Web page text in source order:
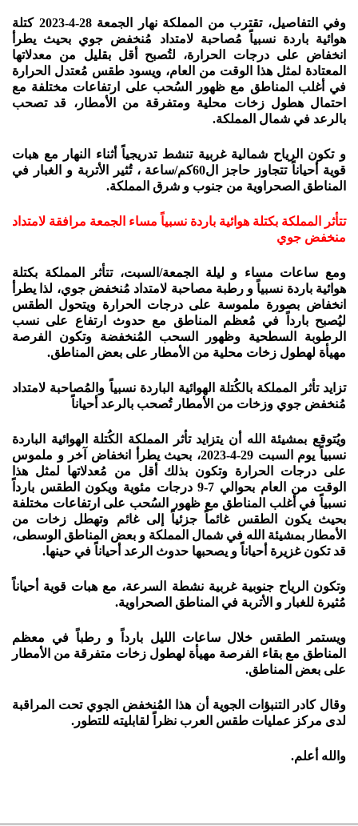
وفي التفاصيل، تقترب من المملكة نهار الجمعة 28-4-2023 كتلة
هوائية باردة نسبياً مُصاحبة لامتداد مُنخفض جوي بحيث يطرأ
انخفاض على درجات الحرارة، لتُصبح أقل بقليل من معدلاتها
المعتادة لمثل هذا الوقت من العام، ويسود طقس مُعتدل الحرارة
في أغلب المناطق مع ظهور السُحب على ارتفاعات مختلفة مع
احتمال هطول زخات محلية ومتفرقة من الأمطار، قد تصحب
بالرعد في شمال المملكة.
و تكون الرياح شمالية غربية تنشط تدريجياً أثناء النهار مع هبات
قوية أحياناً تتجاوز حاجز ال60كم/ساعة ، تُثير الأتربة و الغبار في
المناطق الصحراوية من جنوب و شرق المملكة.
تتأثر المملكة بكتلة هوائية باردة نسبياً مساء الجمعة مرافقة لامتداد
منخفض جوي
ومع ساعات مساء و ليلة الجمعة/السبت، تتأثر المملكة بكتلة
هوائية باردة نسبياً و رطبة مصاحبة لامتداد مُنخفض جوي، لذا يطرأ
انخفاض بصورة ملموسة على درجات الحرارة ويتحول الطقس
ليُصبح بارداً في مُعظم المناطق مع حدوث ارتفاع على نسب
الرطوبة السطحية وظهور السحب المُنخفضة وتكون الفرصة
مهيأة لهطول زخات محلية من الأمطار على بعض المناطق.
تزايد تأثر المملكة بالكُتلة الهوائية الباردة نسبياً والمُصاحبة لامتداد
مُنخفض جوي وزخات من الأمطار تُصحب بالرعد أحياناً
ويُتوقع بمشيئة الله أن يتزايد تأثر المملكة الكُتلة الهوائية الباردة
نسبياً يوم السبت 29-4-2023، بحيث يطرأ انخفاض آخر و ملموس
على درجات الحرارة وتكون بذلك أقل من مُعدلاتها لمثل هذا
الوقت من العام بحوالي 7-9 درجات مئوية ويكون الطقس بارداً
نسبياً في أغلب المناطق مع ظهور السُحب على ارتفاعات مختلفة
بحيث يكون الطقس غائماً جزئياً إلى غائم وتهطل زخات من
الأمطار بمشيئة الله في شمال المملكة و بعض المناطق الوسطى،
قد تكون غزيرة أحياناً و يصحبها حدوث الرعد أحياناً في حينها.
وتكون الرياح جنوبية غربية نشطة السرعة، مع هبات قوية أحياناً
مُثيرة للغبار و الأتربة في المناطق الصحراوية.
ويستمر الطقس خلال ساعات الليل بارداً و رطباً في معظم
المناطق مع بقاء الفرصة مهيأة لهطول زخات متفرقة من الأمطار
على بعض المناطق.
وقال كادر التنبؤات الجوية أن هذا المُنخفض الجوي تحت المراقبة
لدى مركز عمليات طقس العرب نظراً لقابليته للتطور.
والله أعلم.